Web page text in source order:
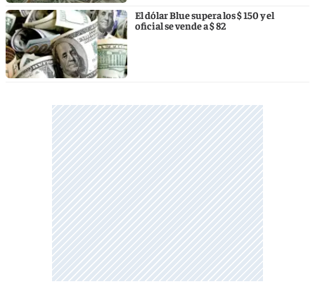
El dólar Blue supera los $ 150 y el
oficial se vende a $ 82